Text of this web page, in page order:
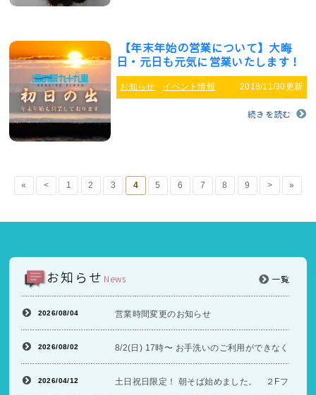
【年末年始の営業について】大晦
日・元日も元気に営業いたします！
お知らせ イベント情報 2018/11/30更新
続きを読む
« < 1 2 3 4 5 6 7 8 9 > »
お知らせ News 一覧
2026/08/04 営業時間変更のお知らせ
2026/08/02 8/2(日) 17時〜 お手洗いのご利用ができなくなり
2026/04/12 土日祝日限定！ 朝そば始めました。 ２Fフード